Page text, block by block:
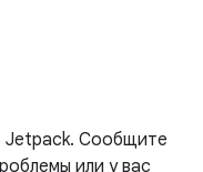
Jetpack. Сообщите
или у вас